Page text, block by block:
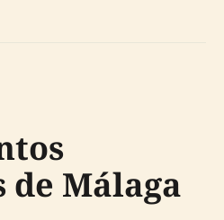
Málaga